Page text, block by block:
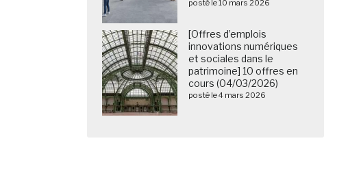
posté le 10 mars 2026
[Offres d’emplois
innovations numériques
et sociales dans le
patrimoine] 10 offres en
cours (04/03/2026)
posté le 4 mars 2026